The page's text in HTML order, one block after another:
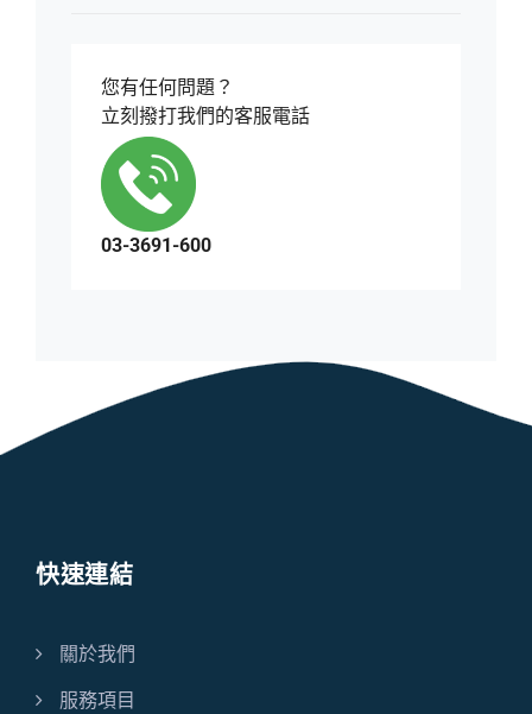
您有任何問題？
立刻撥打我們的客服電話
03-3691-600
快速連結
關於我們
服務項目